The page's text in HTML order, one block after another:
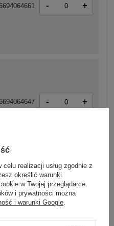
- +
- +
CENĘ
Zadaj pytanie
realizacji usług zgodnie z
określić warunki
w Twojej przeglądarce.
i prywatności można
i warunki Google.